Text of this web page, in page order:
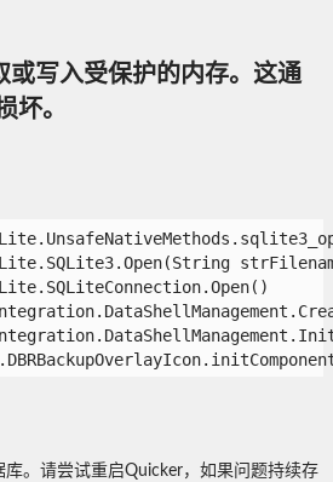
或写入受保护的内存。这通
坏。
。请尝试重启Quicker，如果问题持续存